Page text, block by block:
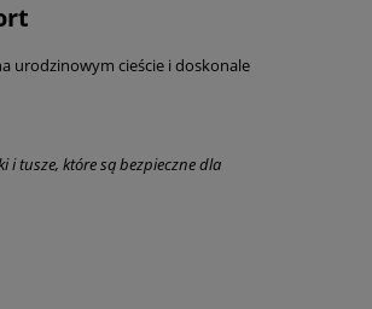
urodzinowym cieście i doskonale
i tusze, które są bezpieczne dla